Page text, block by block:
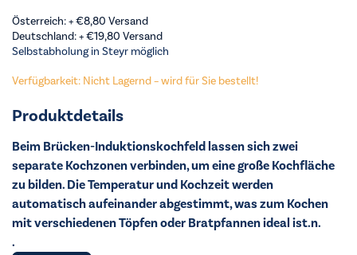
Österreich: +€8,80 Versand
Deutschland: +€19,80 Versand
Selbstabholung in Steyr möglich
Verfügbarkeit: Nicht Lagernd – wird für Sie bestellt!
Produktdetails
Beim Brücken-Induktionskochfeld lassen sich zwei
separate Kochzonen verbinden, um eine große Kochfläche
zu bilden. Die Temperatur und Kochzeit werden
automatisch aufeinander abgestimmt, was zum Kochen
mit verschiedenen Töpfen oder Bratpfannen ideal ist.n.
.